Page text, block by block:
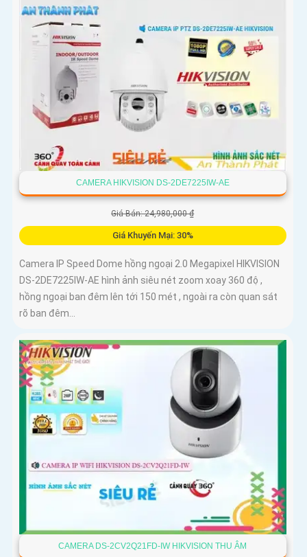
CAMERA HIKVISION DS-2DE7225IW-AE
Giá Bán: 24,980,000 ₫
Giá Khuyến Mại: 30%
Camera IP Speed Dome hồng ngoại 2.0 Megapixel HIKVISION
DS-2DE7225IW-AE hình ảnh siêu nét zoom xoay 360 độ ,
hồng ngoại ban đêm lên tới 150 mét , ngoài ra còn quan sát
rõ ban đêm...
CAMERA DS-2CV2Q21FD-IW HIKVISION THU ÂM